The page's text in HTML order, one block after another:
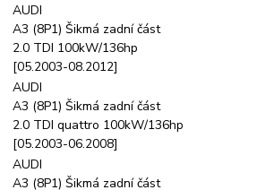
AUDI
A3 (8P1) Šikmá zadní část
2.0 TDI 100kW/136hp
[05.2003-08.2012]
AUDI
A3 (8P1) Šikmá zadní část
2.0 TDI quattro 100kW/136hp
[05.2003-06.2008]
AUDI
A3 (8P1) Šikmá zadní část